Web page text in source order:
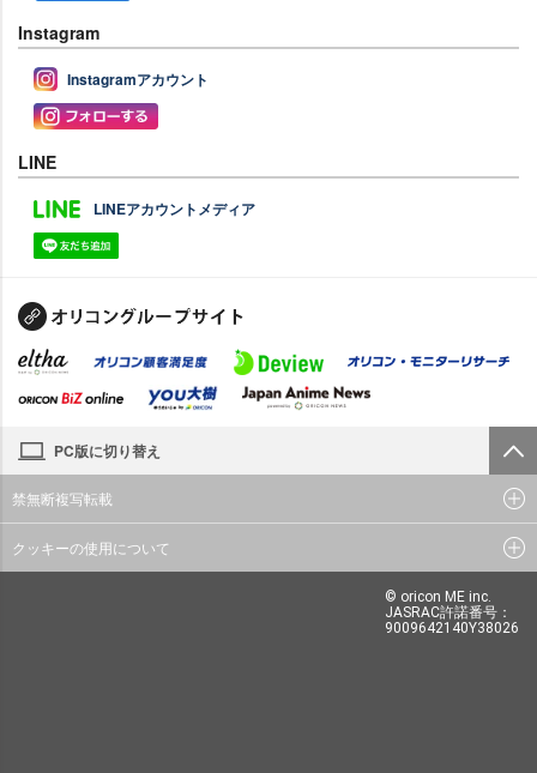
Instagram
Instagramアカウント
LINE
LINEアカウントメディア
PC版に切り替え
禁無断複写転載
クッキーの使用について
© oricon ME inc.
JASRAC許諾番号：
9009642140Y38026